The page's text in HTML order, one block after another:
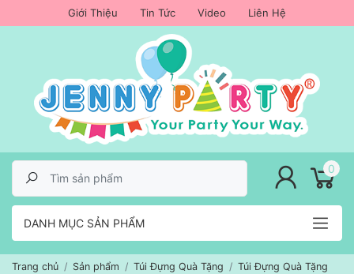
Giới Thiệu Tin Tức Video Liên Hệ
DANH MỤC SẢN PHẨM
0
Trang chủ Sản phẩm Túi Đựng Quà Tặng
Túi Đựng Quà Tặng